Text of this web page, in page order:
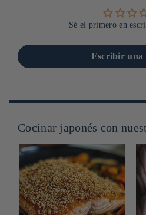
Sé el primero en
Escribir una
Cocinar japonés con